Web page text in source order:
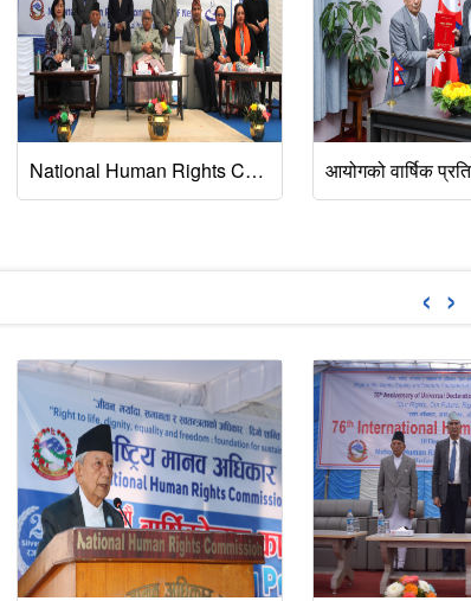
National Human Rights Commission Nepal organized and celebrate 77th International Human Rights Day at NHRC Premises, 10 December 2025.
‹ ›